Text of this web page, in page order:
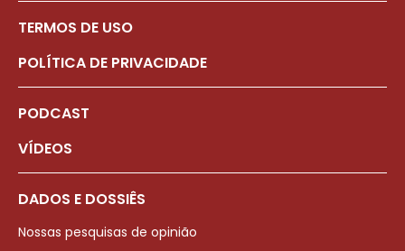
TERMOS DE USO
POLÍTICA DE PRIVACIDADE
PODCAST
VÍDEOS
DADOS E DOSSIÊS
Nossas pesquisas de opinião